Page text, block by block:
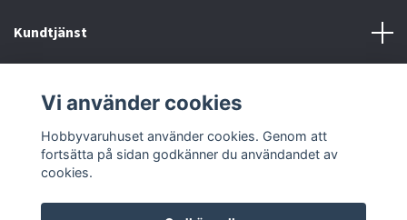
Kundtjänst
Sociala medier
Vi använder cookies
Hobbyvaruhuset använder cookies. Genom att
fortsätta på sidan godkänner du användandet av
cookies.